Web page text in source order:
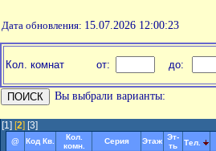
Дата обновления: 15.07.2026 12:00:23
Кол. комнат от: до:
Вы выбрали варианты:
[1] [2] [3]
@ Код Кв.
Кол.
комн.
Серия Этаж Эт-
ть
Тел.